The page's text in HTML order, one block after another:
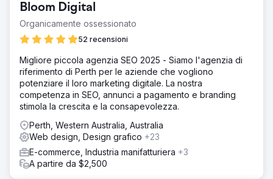
Bloom Digital
Organicamente ossessionato
52 recensioni
Migliore piccola agenzia SEO 2025 - Siamo l'agenzia di
riferimento di Perth per le aziende che vogliono
potenziare il loro marketing digitale. La nostra
competenza in SEO, annunci a pagamento e branding
stimola la crescita e la consapevolezza.
Perth, Western Australia, Australia
Web design, Design grafico +23
E-commerce, Industria manifatturiera +3
A partire da $2,500